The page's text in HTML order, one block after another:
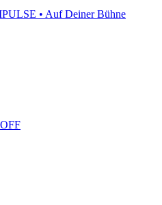
• Auf Deiner Bühne